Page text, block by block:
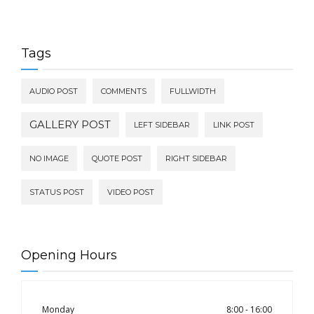
Tags
AUDIO POST COMMENTS FULLWIDTH
GALLERY POST LEFT SIDEBAR LINK POST
NO IMAGE QUOTE POST RIGHT SIDEBAR
STATUS POST VIDEO POST
Opening Hours
Monday 8:00 - 16:00